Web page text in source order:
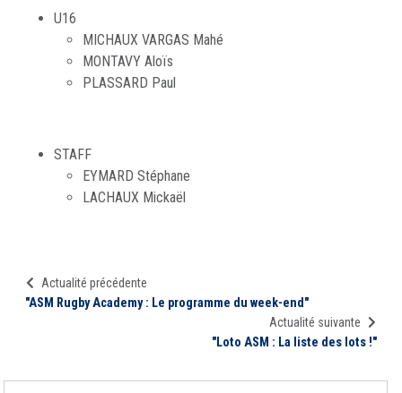
U16
MICHAUX VARGAS Mahé
MONTAVY Aloïs
PLASSARD Paul
STAFF
EYMARD Stéphane
LACHAUX Mickaël
Actualité précédente
"ASM Rugby Academy : Le programme du week-end"
Actualité suivante
"Loto ASM : La liste des lots !"